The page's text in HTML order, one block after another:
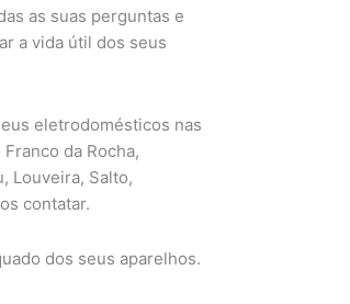
as suas perguntas e
a vida útil dos seus
eletrodomésticos nas
da Rocha,
Louveira, Salto,
contatar.
dos seus aparelhos.